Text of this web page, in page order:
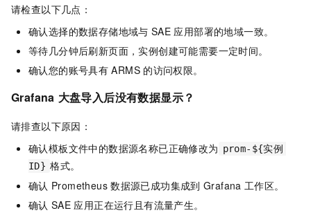
请检查以下几点：
确认选择的数据存储地域与 SAE 应用部署的地域一致。
等待几分钟后刷新页面，实例创建可能需要一定时间。
确认您的账号具有 ARMS 的访问权限。
Grafana 大盘导入后没有数据显示？
请排查以下原因：
确认模板文件中的数据源名称已正确修改为 prom-${实例
ID} 格式。
确认 Prometheus 数据源已成功集成到 Grafana 工作区。
确认 SAE 应用正在运行且有流量产生。